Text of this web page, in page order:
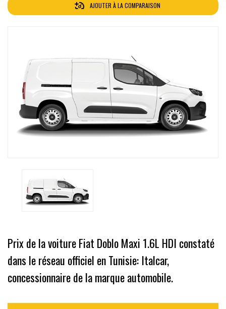
AJOUTER À LA COMPARAISON
Prix de la voiture Fiat Doblo Maxi 1.6L HDI constaté
dans le réseau officiel en Tunisie: Italcar,
concessionnaire de la marque automobile.